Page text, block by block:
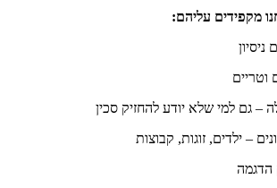
מקפידים עליהם:
וטריים
– גם למי שלא יודע להחזיק סכין
– ילדים, זוגות, קבוצות
הדגמה